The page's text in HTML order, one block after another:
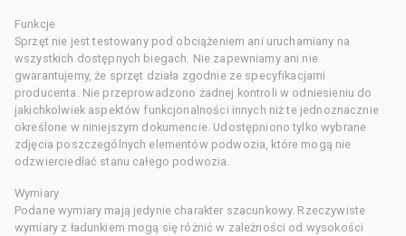
Funkcje
Sprzęt nie jest testowany pod obciążeniem ani uruchamiany na
wszystkich dostępnych biegach. Nie zapewniamy ani nie
gwarantujemy, że sprzęt działa zgodnie ze specyfikacjami
producenta. Nie przeprowadzono żadnej kontroli w odniesieniu do
jakichkolwiek aspektów funkcjonalności innych niż te jednoznacznie
określone w niniejszym dokumencie. Udostępniono tylko wybrane
zdjęcia poszczególnych elementów podwozia, które mogą nie
odzwierciedlać stanu całego podwozia.
Wymiary
Podane wymiary mają jedynie charakter szacunkowy. Rzeczywiste
wymiary z ładunkiem mogą się różnić w zależności od wysokości